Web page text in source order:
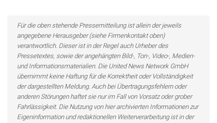
Für die oben stehende Pressemitteilung ist allein der jeweils
angegebene Herausgeber (siehe Firmenkontakt oben)
verantwortlich. Dieser ist in der Regel auch Urheber des
Pressetextes, sowie der angehängten Bild-, Ton-, Video-, Medien-
und Informationsmaterialien. Die United News Network GmbH
übernimmt keine Haftung für die Korrektheit oder Vollständigkeit
der dargestellten Meldung. Auch bei Übertragungsfehlern oder
anderen Störungen haftet sie nur im Fall von Vorsatz oder grober
Fahrlässigkeit. Die Nutzung von hier archivierten Informationen zur
Eigeninformation und redaktionellen Weiterverarbeitung ist in der